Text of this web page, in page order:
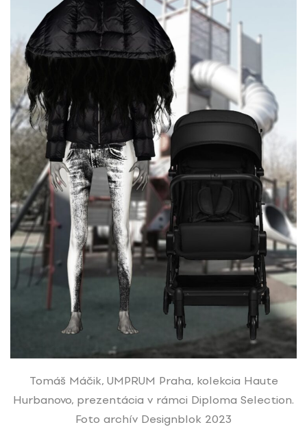
Tomáš Máčik, UMPRUM Praha, kolekcia Haute
Hurbanovo, prezentácia v rámci Diploma Selection.
Foto archív Designblok 2023